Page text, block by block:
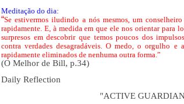
Meditação do dia:
“Se estivermos iludindo a nós mesmos, um
rapidamente. E, à medida em que ele nos orientar para
surpresos em descobrir que temos poucos dos
contra verdades desagradáveis. O medo, o orgulho e
rapidamente eliminados de nenhuma outra forma.”
(O Melhor de Bill, p.34)
Daily Reflection
"ACTIVE